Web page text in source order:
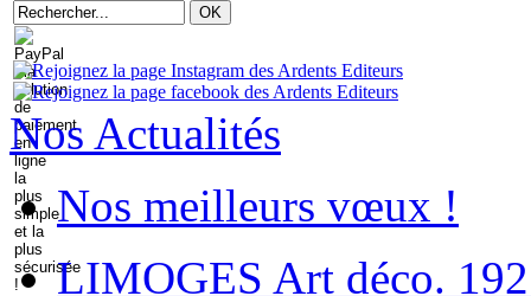
Nos Actualités
Nos meilleurs vœux !
LIMOGES Art déco.